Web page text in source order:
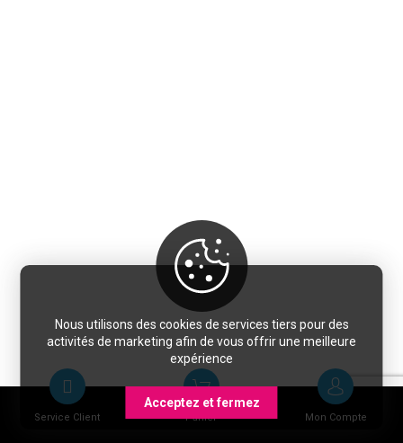
Service Client Panier Mon Compte
Nous utilisons des cookies de services tiers pour des
activités de marketing afin de vous offrir une meilleure
expérience
Acceptez et fermez